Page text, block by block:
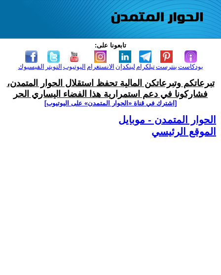
تابعونا على:
الفيسبوك التويتر اليوتيوب الانستغرام لينكدإن تيلكرامبنترست بودكاست
تبرعاتكم وتبرعاتكن المالية تحفظ استقلال الحوار المتمدن،
فشاركونا في دعم استمرارية هذا الفضاء اليساري الحر
[اشترك في قناة ‫«الحوار المتمدن» على اليوتيوب]
الحوار المتمدن - موبايل
الموقع الرئيسي